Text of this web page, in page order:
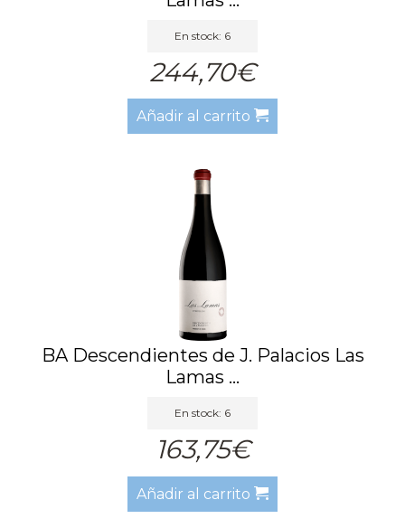
En stock: 6
244,70€
Añadir al carrito
BA Descendientes de J. Palacios Las
Lamas ...
En stock: 6
163,75€
Añadir al carrito